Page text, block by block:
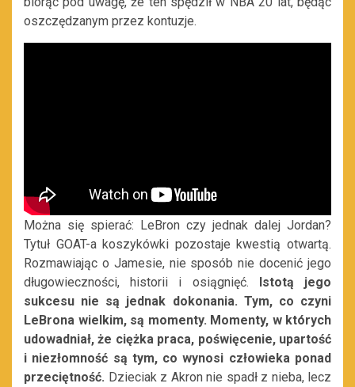
oszczędzanym przez kontuzje.
Można się spierać: LeBron czy jednak dalej Jordan?
Tytuł GOAT-a koszykówki pozostaje kwestią otwartą.
Rozmawiając o Jamesie, nie sposób nie docenić jego
długowieczności, historii i osiągnięć. Istotą jego
sukcesu nie są jednak dokonania. Tym, co czyni
LeBrona wielkim, są momenty. Momenty, w których
udowadniał, że ciężka praca, poświęcenie, upartość
i niezłomność są tym, co wynosi człowieka ponad
przeciętność. Dzieciak z Akron nie spadł z nieba, lecz